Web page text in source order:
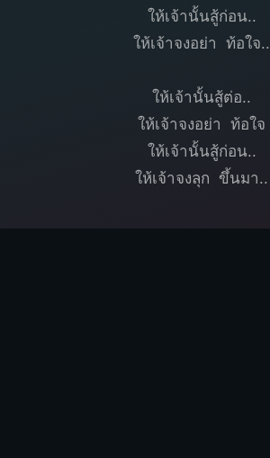
ให้เจ้านั้นสู้ก่อน..
ให้เจ้าจงอย่า ท้อใจ..
ให้เจ้านั้นสู้ต่อ..
ให้เจ้าจงอย่า ท้อใจ
ให้เจ้านั้นสู้ก่อน..
ให้เจ้าจงลุก ขึ้นมา..